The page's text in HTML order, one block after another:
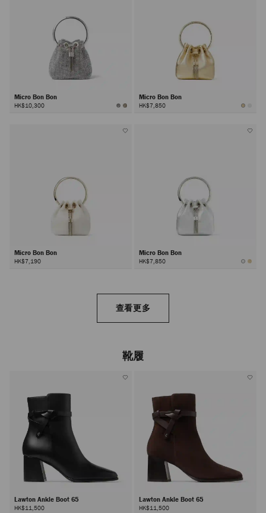
Micro Bon Bon
HK$10,300
Micro Bon Bon
HK$7,850
Micro Bon Bon
HK$7,190
Micro Bon Bon
HK$7,850
查看更多
靴履
Lawton Ankle Boot 65
HK$11,500
Lawton Ankle Boot 65
HK$11,500